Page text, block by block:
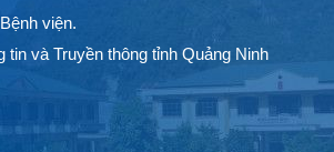
viện.
và Truyền thông tỉnh Quảng Ninh